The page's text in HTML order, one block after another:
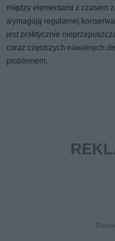
między elementami z czasem
wymagają regularnej
jest praktycznie
coraz częstszych nawalnych
problemem.